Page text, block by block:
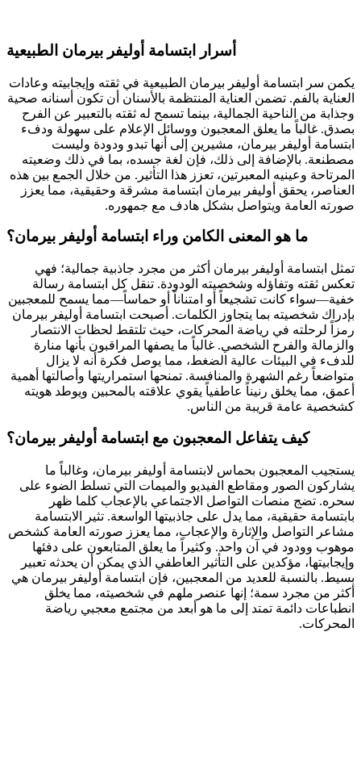
أسرار ابتسامة أوليفر بيرمان الطبيعية
يكمن سر ابتسامة أوليفر بيرمان الطبيعية في ثقته وإيجابيته وعادات
العناية بالفم. تضمن العناية المنتظمة بالأسنان أن تكون أسنانه صحية
وجذابة من الناحية الجمالية، بينما تسمح له ثقته بالتعبير عن الفرح
بصدق. غالباً ما يعلق المعجبون ووسائل الإعلام على سهولة ودفء
ابتسامة أوليفر بيرمان، مشيرين إلى أنها تبدو ودودة وليست
مصطنعة. بالإضافة إلى ذلك، فإن لغة جسده، بما في ذلك وضعيته
المرتاحة وعينيه المعبرتين، تعزز هذا التأثير. من خلال الجمع بين هذه
العناصر، يحقق أوليفر بيرمان ابتسامة مشرقة وحقيقية، مما يعزز
صورته العامة ويتواصل بشكل هادف مع جمهوره.
ما هو المعنى الكامن وراء ابتسامة أوليفر بيرمان؟
تمثل ابتسامة أوليفر بيرمان أكثر من مجرد جاذبية جمالية؛ فهي
تعكس ثقته وتفاؤله وشخصيته الودودة. تنقل كل ابتسامة رسالة
خفية—سواء كانت تشجيعاً أو امتناناً أو حماساً—مما يسمح للمعجبين
بإدراك شخصيته بما يتجاوز الكلمات. أصبحت ابتسامة أوليفر بيرمان
رمزاً لرحلته في رياضة المحركات، حيث تلتقط لحظات الانتصار
والزمالة والفرح الشخصي. غالباً ما يصفها المراقبون بأنها منارة
للدفء في البيئات عالية الضغط، مما يوصل فكرة أنه لا يزال
متواضعاً رغم الشهرة والمنافسة. تمنحها استمراريتها وأصالتها أهمية
أعمق، مما يخلق رنيناً عاطفياً يقوي علاقته بالمحبين ويوطد هويته
كشخصية عامة قريبة من الناس.
كيف يتفاعل المعجبون مع ابتسامة أوليفر بيرمان؟
يستجيب المعجبون بحماس لابتسامة أوليفر بيرمان، وغالباً ما
يشاركون الصور ومقاطع الفيديو والميمات التي تسلط الضوء على
سحره. تضج منصات التواصل الاجتماعي بالإعجاب كلما ظهر
بابتسامة حقيقية، مما يدل على جاذبيتها الواسعة. تثير الابتسامة
مشاعر التواصل والإثارة والإعجاب، مما يعزز صورته العامة كشخص
موهوب وودود في آن واحد. وكثيراً ما يعلق المتابعون على دفئها
وإيجابيتها، مؤكدين على التأثير العاطفي الذي يمكن أن يحدثه تعبير
بسيط. بالنسبة للعديد من المعجبين، فإن ابتسامة أوليفر بيرمان هي
أكثر من مجرد سمة؛ إنها عنصر ملهم في شخصيته، مما يخلق
انطباعات دائمة تمتد إلى ما هو أبعد من مجتمع معجبي رياضة
المحركات.